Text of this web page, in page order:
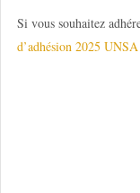
Si vous souhaitez
d’adhésion 2025